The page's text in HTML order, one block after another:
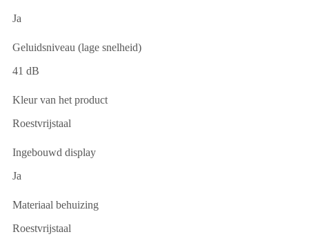
Ja
Geluidsniveau (lage snelheid)
41 dB
Kleur van het product
Roestvrijstaal
Ingebouwd display
Ja
Materiaal behuizing
Roestvrijstaal